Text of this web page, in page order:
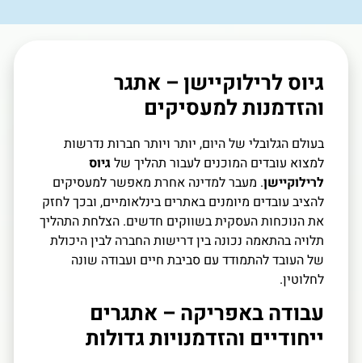
גיוס לרילוקיישן – אתגר
והזדמנות למעסיקים
בעולם הגלובלי של היום, יותר ויותר חברות נדרשות
למצוא עובדים המוכנים לעבור תהליך שלגיוס
לרילוקיישן. מעבר למדינה אחרת מאפשר למעסיקים
להציב עובדים מיומנים באתרים בינלאומיים, ובכך לחזק
את הנוכחות העסקית בשווקים חדשים. הצלחת התהליך
תלויה בהתאמה נכונה בין דרישות החברה לבין היכולת
של העובד להתמודד עם סביבת חיים ועבודה שונה
לחלוטין.
עבודה באפריקה – אתגרים
ייחודיים והזדמנויות גדולות